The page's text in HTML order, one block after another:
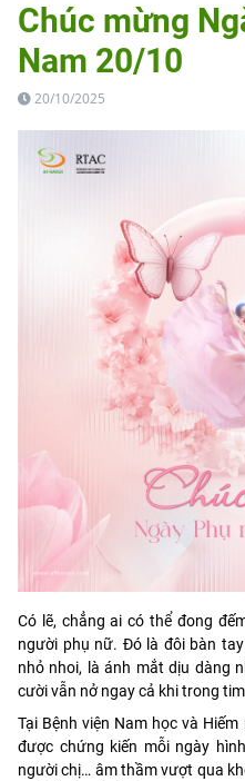
Quân
Chúc mừng
Nam 20/10
20/10/2025
Có lẽ, chẳng ai có thể đong
người phụ nữ. Đó là đôi bàn
nhỏ nhoi, là ánh mắt dịu dàng
cười vẫn nở ngay cả khi trong
Tại Bệnh viện Nam học và
được chứng kiến mỗi ngày
người chị… âm thầm vượt qua